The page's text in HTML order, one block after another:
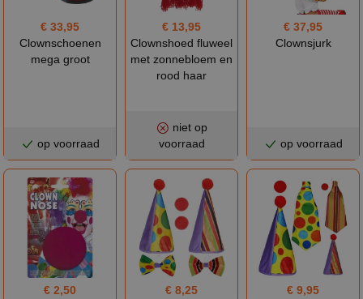
€ 33,95
Clownschoenen
mega groot
op voorraad
€ 13,95
Clownshoed fluweel
met zonnebloem en
rood haar
niet op
voorraad
€ 37,95
Clownsjurk
op voorraad
€ 2,50
€ 8,25
€ 9,95